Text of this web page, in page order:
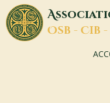
A
OSB - CIB -